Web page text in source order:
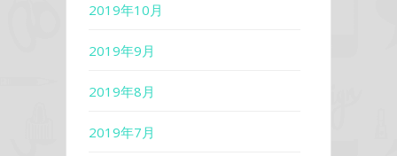
2019年10月
2019年9月
2019年8月
2019年7月